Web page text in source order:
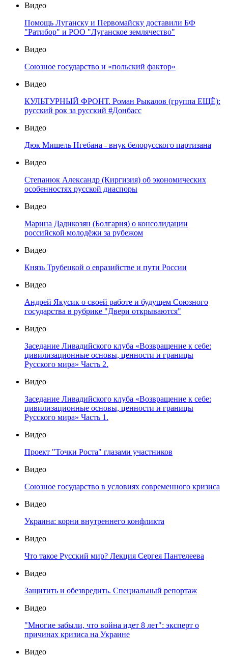
Видео
Помощь Луганску и Первомайску доставили БФ
"Ратибор" и РОО "Луганское землячество"
Видео
Союзное государство и «польский фактор»
Видео
КУЛЬТУРНЫЙ ФРОНТ. Роман Рыкалов (группа ЕЩЁ):
русский рок за русский #Донбасс
Видео
Дюк Мишель Нгебана - внук белорусского партизана
Видео
Степанюк Александр (Киргизия) об экономических
особенностях русской диаспоры
Видео
Марина Дадикозян (Болгария) о консолидации
российской молодёжи за рубежом
Видео
Князь Трубецкой о евразийстве и пути России
Видео
Андрей Якусик о своей работе и будущем Союзного
государства в рубрике "Двери открываются"
Видео
Заседание Ливадийского клуба «Возвращение к себе:
цивилизационные основы, ценности и границы
Русского мира» Часть 2.
Видео
Заседание Ливадийского клуба «Возвращение к себе:
цивилизационные основы, ценности и границы
Русского мира» Часть 1.
Видео
Проект "Точки Роста" глазами участников
Видео
Союзное государство в условиях современного кризиса
Видео
Украина: корни внутреннего конфликта
Видео
Что такое Русский мир? Лекция Сергея Пантелеева
Видео
Защитить и обезвредить. Специальный репортаж
Видео
"Многие забыли, что война идет 8 лет": эксперт о
причинах кризиса на Украине
Видео